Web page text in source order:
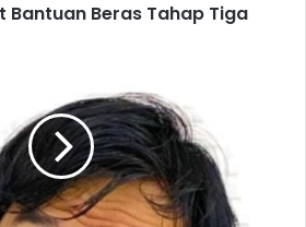
Bantuan Beras Tahap Tiga